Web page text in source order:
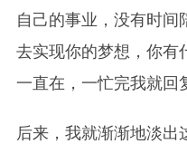
自己的事业，没有时间
去实现你的梦想，你有
一直在，一忙完我就回
后来，我就渐渐地淡出